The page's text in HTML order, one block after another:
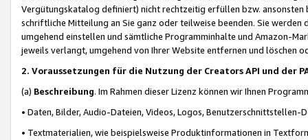
Vergütungskatalog definiert) nicht rechtzeitig erfüllen bzw. ansonsten
schriftliche Mitteilung an Sie ganz oder teilweise beenden. Sie werden
umgehend einstellen und sämtliche Programminhalte und Amazon-
jeweils verlangt, umgehend von Ihrer Website entfernen und löschen
2. Voraussetzungen für die Nutzung der Creators API und der
(a) Beschreibung. Im Rahmen dieser Lizenz können wir Ihnen
• Daten, Bilder, Audio-Dateien, Videos, Logos, Benutzerschnittstellen-
• Textmaterialien, wie beispielsweise Produktinformationen in